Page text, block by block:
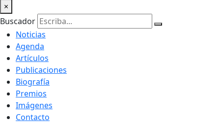
×
Buscador
Noticias
Agenda
Artículos
Publicaciones
Biografía
Premios
Imágenes
Contacto